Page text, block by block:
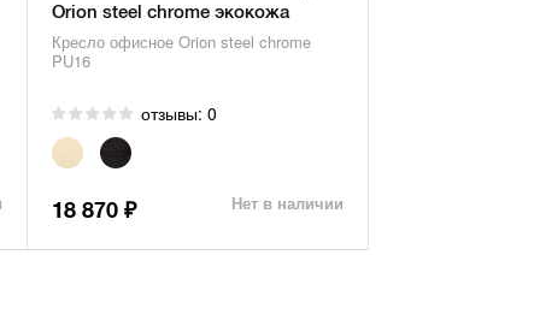
Orion steel chrome экокожа
Кресло офисное Orion steel chrome
PU16
отзывы: 0
18 870 ₽ Нет в наличии